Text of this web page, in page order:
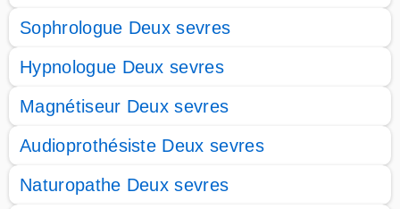
Sophrologue Deux sevres
Hypnologue Deux sevres
Magnétiseur Deux sevres
Audioprothésiste Deux sevres
Naturopathe Deux sevres